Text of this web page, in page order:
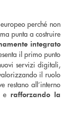
perché non
punta a costruire
integrato
il primo punto
servizi digitali,
il ruolo
restano all’interno
e rafforzando la